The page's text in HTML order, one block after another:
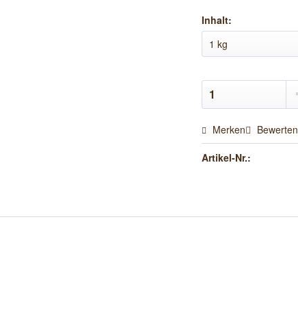
Inhalt:
Merken Bewerten
Artikel-Nr.: